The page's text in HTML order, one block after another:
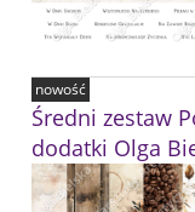
Średni zestaw
dodatki Olga
nowość